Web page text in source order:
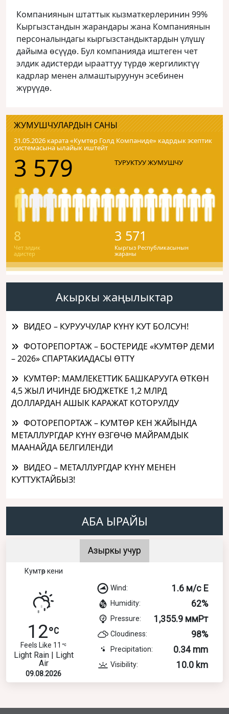
Компаниянын штаттык кызматкерлеринин 99%
Кыргызстандын жарандары жана Компаниянын
персоналындагы кыргызстандыктардын үлүшү
дайыма өсүүдө. Бул компанияда иштеген чет
элдик адистерди ырааттуу түрдө жергиликтүү
кадрлар менен алмаштыруунун эсебинен
жүрүүдө.
ЖУМУШЧУЛАРДЫН САНЫ
31.05.2026 карата «Кумтɵр Голд Компаниде» кадрдык эсептик
системасына ылайык иштейт
3 579 ТУРУКТУУ ЖУМУШЧУ
8
Чет элдик
адистер
3 571
Кыргыз Республикасынын
жараны
Акыркы жаңылыктар
ВИДЕО – КУРУУЧУЛАР КҮНҮ КУТ БОЛСУН!
ФОТОРЕПОРТАЖ – БОСТЕРИДЕ «КУМТӨР ДЕМИ
– 2026» СПАРТАКИАДАСЫ ӨТТҮ
КУМТӨР: МАМЛЕКЕТТИК БАШКАРУУГА ӨТКӨН
4,5 ЖЫЛ ИЧИНДЕ БЮДЖЕТКЕ 1,2 МЛРД
ДОЛЛАРДАН АШЫК КАРАЖАТ КОТОРУЛДУ
ФОТОРЕПОРТАЖ – КУМТӨР КЕН ЖАЙЫНДА
МЕТАЛЛУРГДАР КҮНҮ ӨЗГӨЧӨ МАЙРАМДЫК
МААНАЙДА БЕЛГИЛЕНДИ
ВИДЕО – МЕТАЛЛУРГДАР КҮНҮ МЕНЕН
КУТТУКТАЙБЫЗ!
АБА ЫРАЙЫ
Азыркы учур
Кумтөр кени
12
Feels Like 11
Light Rain | Light
Air
09.08.2026
Wind: 1.6 м/с E
Humidity: 62%
Pressure: 1,355.9 ммРт
Cloudiness: 98%
Precipitation: 0.34 mm
Visibility: 10.0 km